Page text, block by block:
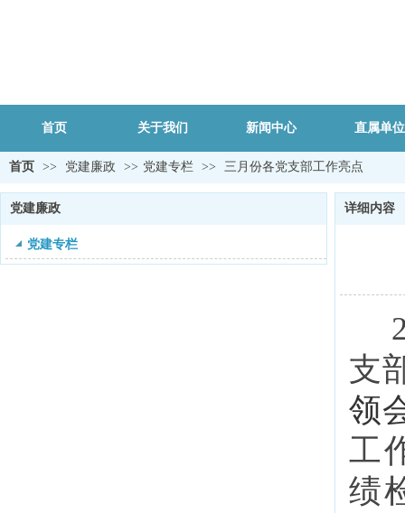
首页 关于我们 新闻中心 直属单位
首页 >> 党建廉政 >> 党建专栏 >> 三月份各党支部工作亮点
党建廉政
党建专栏
详细内容
支
领
工
绩